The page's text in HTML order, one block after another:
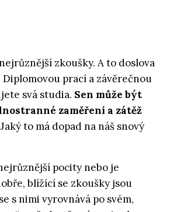
zkoušky. A to doslova
Diplomovou prací a závěrečnou
svá studia. Sen může být
zaměření a zátěž
Jaký to má dopad na náš snový
pocity nebo je
blížící se zkoušky jsou
s nimi vyrovnává po svém,